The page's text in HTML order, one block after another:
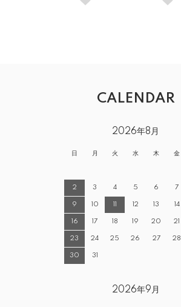
CALENDAR
2026年8月
日 月 火 水 木 金
2 3 4 5 6 7
9 10 11 12 13 14
16 17 18 19 20 21
23 24 25 26 27 28
30 31
2026年9月